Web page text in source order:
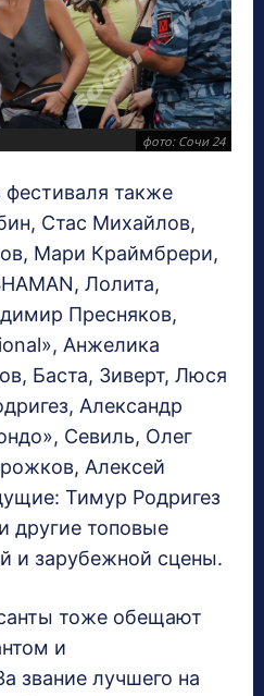
фото: Сочи 24
фестиваля также
Стас Михайлов,
Мари Краймбрери,
Лолита,
Пресняков,
Анжелика
Баста, Зиверт, Люся
Александр
Севиль, Олег
Алексей
Тимур Родригез
другие топовые
и зарубежной сцены.
тоже обещают
и
звание лучшего на